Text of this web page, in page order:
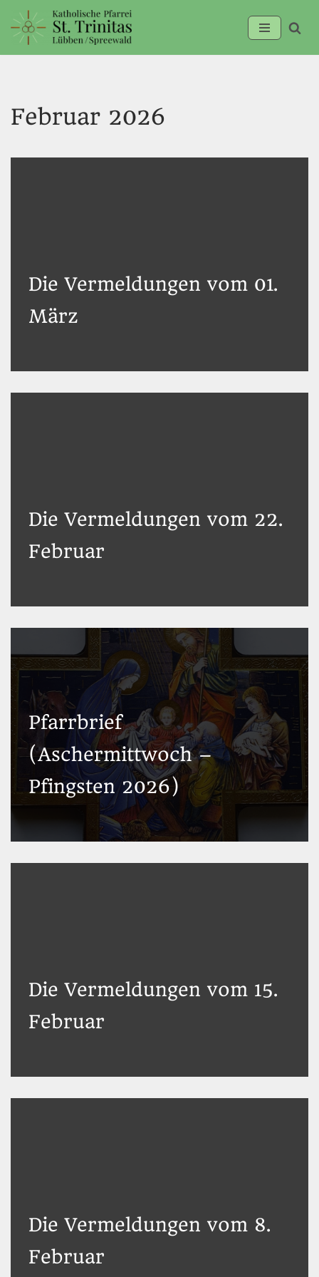
Zum
Inhalt
Februar 2026
Die Vermeldungen vom 01.
März
Die Vermeldungen vom 22.
Februar
Pfarrbrief
(Aschermittwoch –
Pfingsten 2026)
Die Vermeldungen vom 15.
Februar
Die Vermeldungen vom 8.
Februar